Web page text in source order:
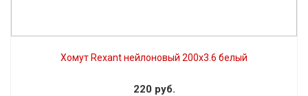
Хомут Rexant нейлоновый 200х3.6 белый
220 руб.